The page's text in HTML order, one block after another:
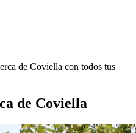
de Coviella con todos tus
de Coviella